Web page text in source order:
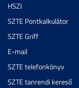
HSZI
SZTE Pontkalkulátor
SZTE Griff
E-mail
SZTE telefonkönyv
SZTE tanrendi kereső